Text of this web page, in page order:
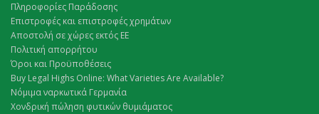
Πληροφορίες Παράδοσης
Επιστροφές και επιστροφές χρημάτων
Αποστολή σε χώρες εκτός ΕΕ
Πολιτική απορρήτου
Όροι και Προϋποθέσεις
Buy Legal Highs Online: What Varieties Are Available?
Νόμιμα ναρκωτικά Γερμανία
Χονδρική πώληση φυτικών θυμιάματος